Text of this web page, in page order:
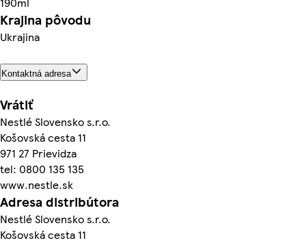
Krajina pôvodu
Ukrajina
Kontaktná adresa
Vrátiť
Nestlé Slovensko s.r.o.
Košovská cesta 11
971 27 Prievidza
tel: 0800 135 135
www.nestle.sk
Adresa distribútora
Nestlé Slovensko s.r.o.
Košovská cesta 11